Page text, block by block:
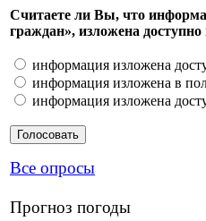
Считаете ли Вы, что
граждан», изложена
информация изложена
информация изложена в
информация изложена
Все опросы
Прогноз погоды